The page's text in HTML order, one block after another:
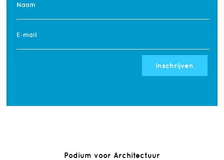
Naam
E-mail
Inschrijven
Podium voor Architectuur